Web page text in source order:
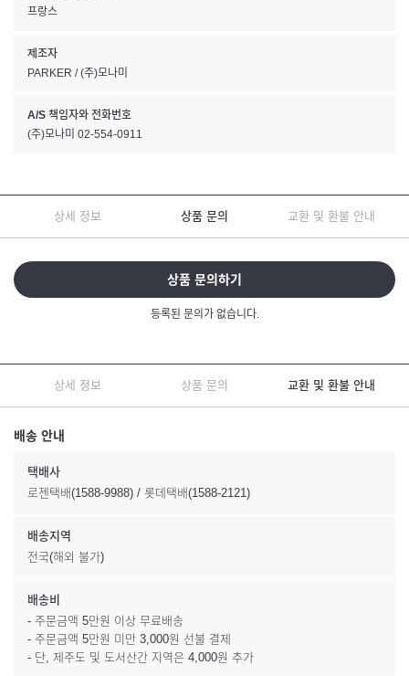
프랑스
제조자
PARKER / (주)모나미
A/S 책임자와 전화번호
(주)모나미 02-554-0911
상세 정보 상품 문의 교환 및 환불 안내
상품 문의하기
등록된 문의가 없습니다.
상세 정보 상품 문의 교환 및 환불 안내
배송 안내
택배사
로젠택배(1588-9988) / 롯데택배(1588-2121)
배송지역
전국(해외 불가)
배송비
- 주문금액 5만원 이상 무료배송
- 주문금액 5만원 미만 3,000원 선불 결제
- 단, 제주도 및 도서산간 지역은 4,000원 추가